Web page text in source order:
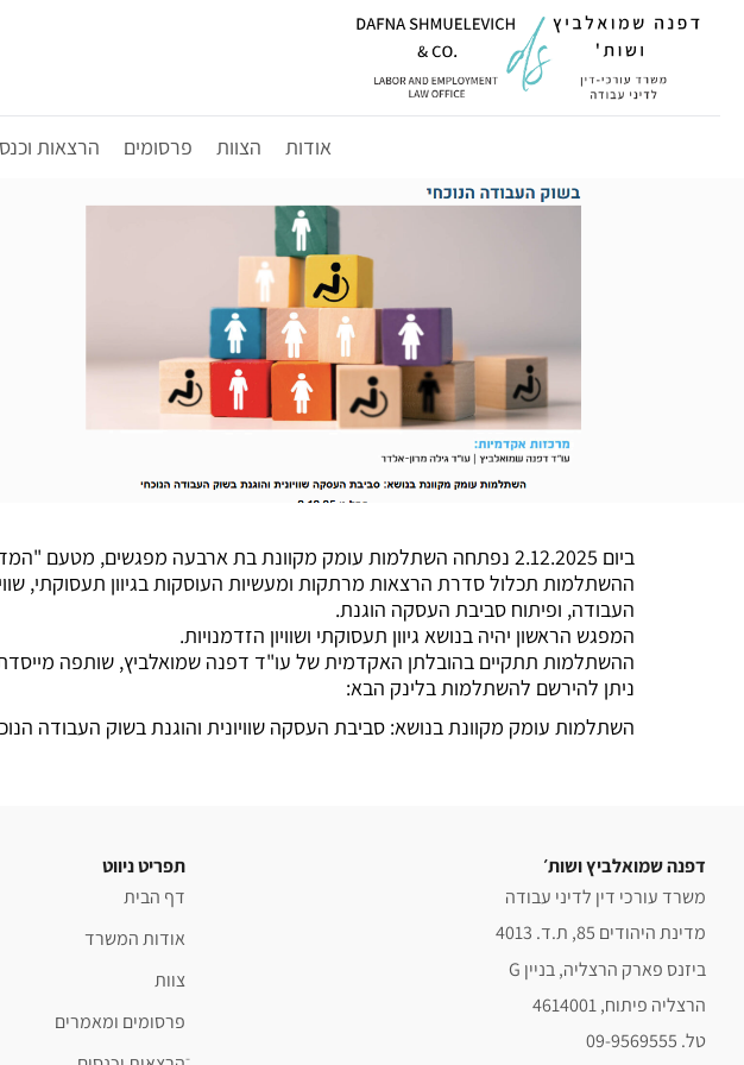
אודות הצוות פרסומים הרצאות
ביום 2.12.2025 נפתחה השתלמות עומק מקוונת בת ארבעה מפגשים, מטעם "המדרשה" של לשכת עורכי הדין בנושא סביבת העסקה שוויונית והוגנת בשוק העבודה הנוכחי.
ההשתלמות תכלול סדרת הרצאות מרתקות ומעשיות העוסקות בגיוון תעסוקתי,
העבודה, ופיתוח סביבת העסקה הוגנת.
המפגש הראשון יהיה בנושא גיוון תעסוקתי ושוויון הזדמנויות.
ההשתלמות תתקיים בהובלתן האקדמית של עו"ד דפנה שמואלביץ, שותפה
ניתן להירשם להשתלמות בלינק הבא:
השתלמות עומק מקוונת בנושא: סביבת העסקה שוויונית והוגנת בשוק העבודה
דפנה שמואלביץ ושות׳
משרד עורכי דין לדיני עבודה
מדינת היהודים 85, ת.ד. 4013
ביזנס פארק הרצליה, בניין G
הרצליה פיתוח, 4614001
טל. 09-9569555
תפריט ניווט
דף הבית
אודות המשרד
צוות
פרסומים ומאמרים